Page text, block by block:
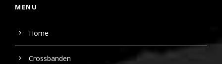
MENU
Home
Crossbanden